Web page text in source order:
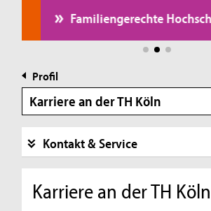
Familiengerechte Hochschule
Profil
Karriere an der TH Köln
Kontakt & Service
Karriere an der TH Köln